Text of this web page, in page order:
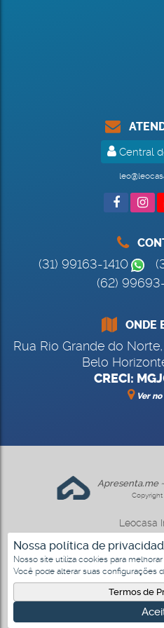
Nossa política de
Nosso site utiliza cookies para
Você pode alterar suas configurações
Termos de
Central
(31) 99163-1410
(62)
ONDE
Rua Rio Grande do Norte,
Belo
CRECI:
Ver no
Apresenta.me
Leocasa